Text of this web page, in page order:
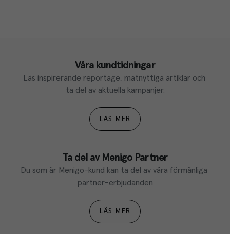
Våra kundtidningar
Läs inspirerande reportage, matnyttiga artiklar och
ta del av aktuella kampanjer.
LÄS MER
Ta del av Menigo Partner
Du som är Menigo-kund kan ta del av våra förmånliga
partner-erbjudanden
LÄS MER